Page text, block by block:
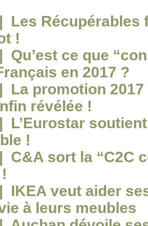
Les Récupérables
!
Qu’est ce que
en 2017 ?
La promotion
révélée !
L’Eurostar
!
C&A sort la “C2C
IKEA veut aider
à leurs meubles